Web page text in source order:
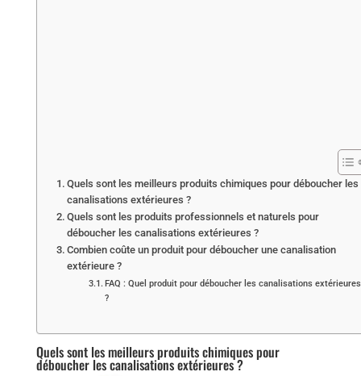
Quels sont les meilleurs produits chimiques pour déboucher les
canalisations extérieures ?
Quels sont les produits professionnels et naturels pour
déboucher les canalisations extérieures ?
Combien coûte un produit pour déboucher une canalisation
extérieure ?
FAQ : Quel produit pour déboucher les canalisations extérieures
?
Quels sont les meilleurs produits chimiques pour
déboucher les canalisations extérieures ?